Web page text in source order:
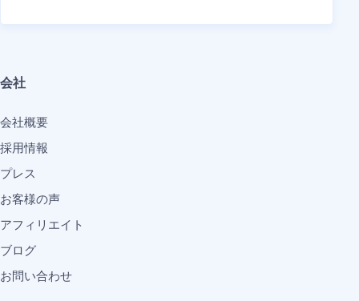
会社
会社概要
採用情報
プレス
お客様の声
アフィリエイト
ブログ
お問い合わせ